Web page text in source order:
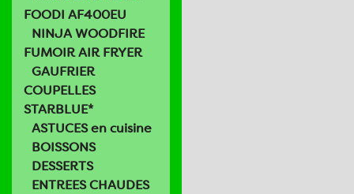
FOODI AF400EU
NINJA WOODFIRE
FUMOIR AIR FRYER
GAUFRIER
COUPELLES
STARBLUE*
ASTUCES en cuisine
BOISSONS
DESSERTS
ENTREES CHAUDES